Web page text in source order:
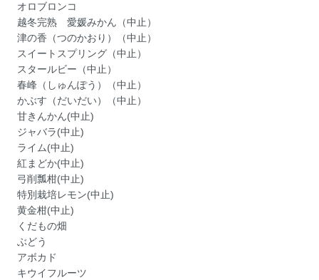
オロブロンコ
越冬完熟 愛媛みかん（中止）
津の香（つのかおり）（中止）
スイートスプリング（中止）
スタールビー（中止）
春峰（しゅんぽう）（中止）
かぶす（だいだい）（中止）
甘きんかん(中止)
ジャバラ(中止)
ライム(中止)
紅まどか(中止)
弓削瓢柑(中止)
特別栽培レモン(中止)
黄金柑(中止)
くだもの畑
ぶどう
アボカド
キウイフルーツ